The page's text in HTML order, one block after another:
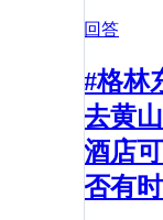
回答
#格林
去黄
酒店
否有